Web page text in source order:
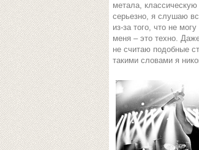
метала,
серьезно, я слушаю
из-за того, что не
меня – это техно.
не считаю подобные
такими словами я